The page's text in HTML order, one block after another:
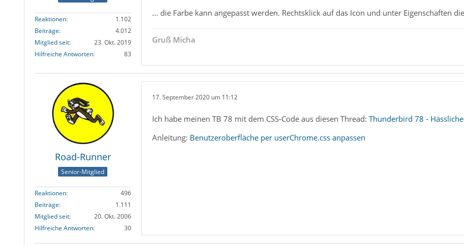
Reaktionen
1.102
Beiträge
4.012
Mitglied seit
23. Okt. 2019
Hilfreiche Antworten
83
... die Farbe kann angepasst werden. Rechtsklick auf das Icon und unter Eigenschaften
Gruß Micha
Road-Runner
Senior-Mitglied
Reaktionen
496
Beiträge
1.111
Mitglied seit
20. Okt. 2006
Hilfreiche Antworten
30
17. September 2020 um 11:12
Ich habe meinen TB 78 mit dem CSS-Code aus diesen Thread: Thunderbird 78 -
Anleitung: Benutzeroberfläche per userChrome.css anpassen